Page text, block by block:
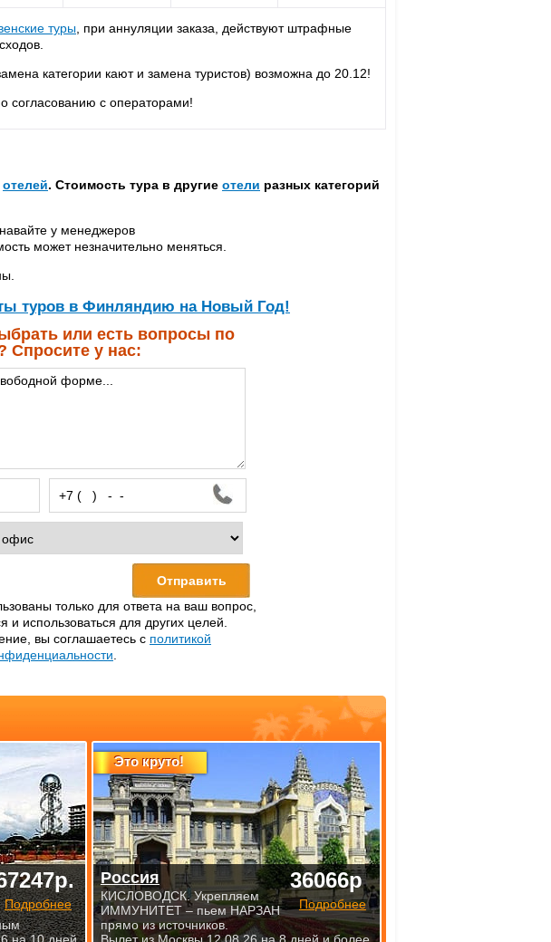
туры , при аннуляции заказа, действуют штрафные
категории кают и замена туристов) возможна до 20.12!
согласованию с операторами!
отелей. Стоимость тура в другие отели разных категорий
у менеджеров
может незначительно меняться.
туров в Финляндию на Новый Год!
или есть вопросы по
Спросите у нас:
только для ответа на ваш вопрос,
и использоваться для других целей.
вы соглашаетесь с политикой
Подробнее
Это круто!
36066р
Подробнее
Россия
КИСЛОВОДСК. Укрепляем
ИММУНИТЕТ – пьем НАРЗАН
прямо из источников.